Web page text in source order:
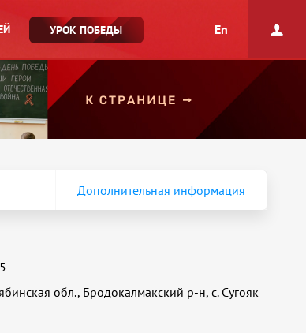
УРОК ПОБЕДЫ En
Дополнительная информация
обл., Бродокалмакский р-н, с. Сугояк